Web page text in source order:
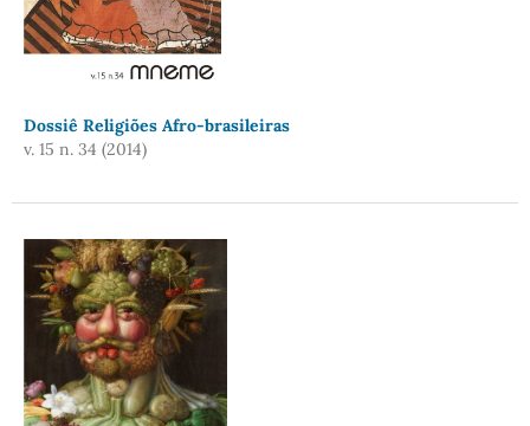
Dossiê Religiões Afro-brasileiras
v. 15 n. 34 (2014)